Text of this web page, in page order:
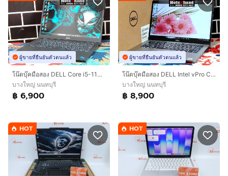
ผู้ขายที่ยืนยันตัวตนแล้ว
โน๊ตบุ๊คมือสอง DELL Core i5-1135G7 จอ14”FHD แรม8+NVMe512+การ์ดจอ Xe G4+วินโดว์แท้
บางใหญ่ นนทบุรี
฿ 6,900
ผู้ขายที่ยืนยันตัวตนแล้ว
โน๊ตบุ๊คมือสอง DELL Intel vPro Core i7-10610U จอทัชสกรีน 14.0”IPS แรม16+SSD256+การ์ดจอ 620+วินโดว์แท้
บางใหญ่ นนทบุรี
฿ 8,900
HOT HOT